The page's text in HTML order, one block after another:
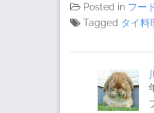
Posted in フー
Tagged タイ料